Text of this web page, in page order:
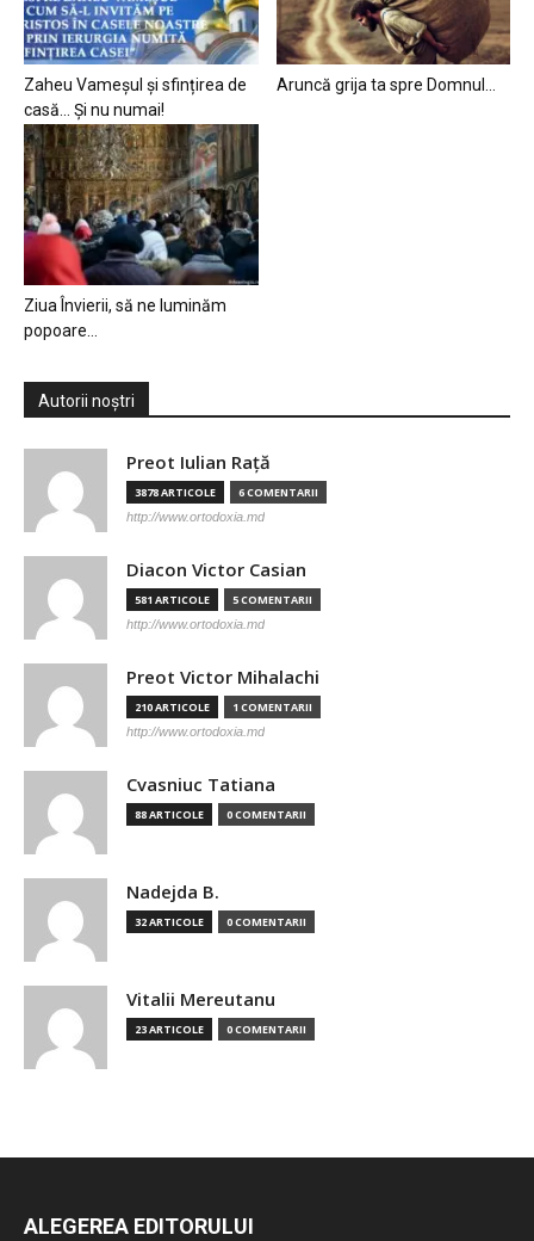
Zaheu Vameșul și sfințirea de
casă… Și nu numai!
Aruncă grija ta spre Domnul…
Ziua Învierii, să ne luminăm
popoare…
Autorii noștri
Preot Iulian Raţă
3878 ARTICOLE 6 COMENTARII
http://www.ortodoxia.md
Diacon Victor Casian
581 ARTICOLE 5 COMENTARII
http://www.ortodoxia.md
Preot Victor Mihalachi
210 ARTICOLE 1 COMENTARII
http://www.ortodoxia.md
Cvasniuc Tatiana
88 ARTICOLE 0 COMENTARII
Nadejda B.
32 ARTICOLE 0 COMENTARII
Vitalii Mereutanu
23 ARTICOLE 0 COMENTARII
ALEGEREA EDITORULUI